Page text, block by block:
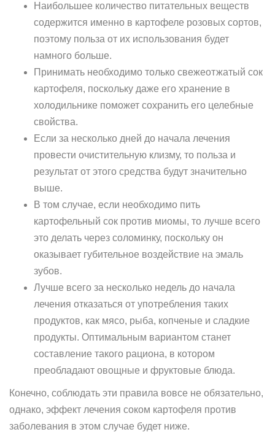
Наибольшее количество питательных веществ
содержится именно в картофеле розовых сортов,
поэтому польза от их использования будет
намного больше.
Принимать необходимо только свежеотжатый сок
картофеля, поскольку даже его хранение в
холодильнике поможет сохранить его целебные
свойства.
Если за несколько дней до начала лечения
провести очистительную клизму, то польза и
результат от этого средства будут значительно
выше.
В том случае, если необходимо пить
картофельный сок против миомы, то лучше всего
это делать через соломинку, поскольку он
оказывает губительное воздействие на эмаль
зубов.
Лучше всего за несколько недель до начала
лечения отказаться от употребления таких
продуктов, как мясо, рыба, копченые и сладкие
продукты. Оптимальным вариантом станет
составление такого рациона, в котором
преобладают овощные и фруктовые блюда.
Конечно, соблюдать эти правила вовсе не обязательно,
однако, эффект лечения соком картофеля против
заболевания в этом случае будет ниже.